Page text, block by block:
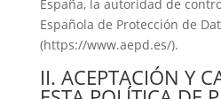
España, la autoridad de
Española de Protección de
(https://www.aepd.es/).
II. ACEPTACIÓN Y